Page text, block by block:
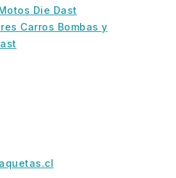
Die Dast
Carros Bombas y